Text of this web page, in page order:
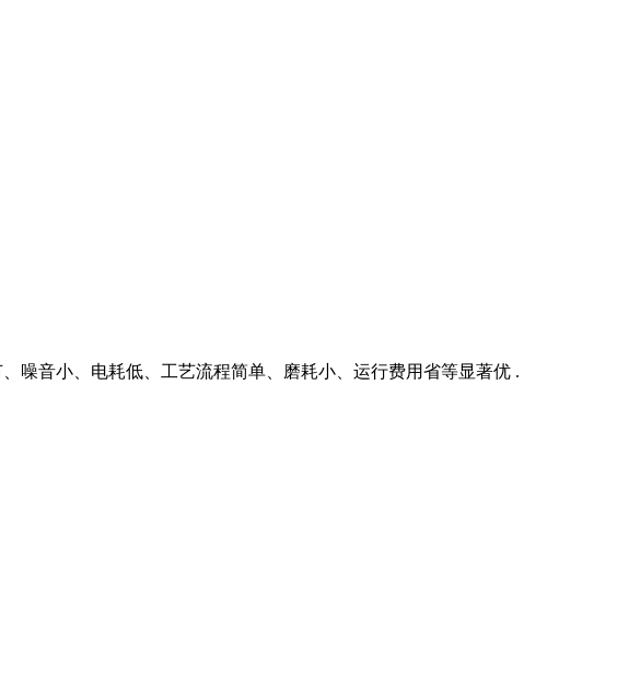
噪音小、电耗低、工艺流程简单、磨耗小、运行费用省等显著优 .